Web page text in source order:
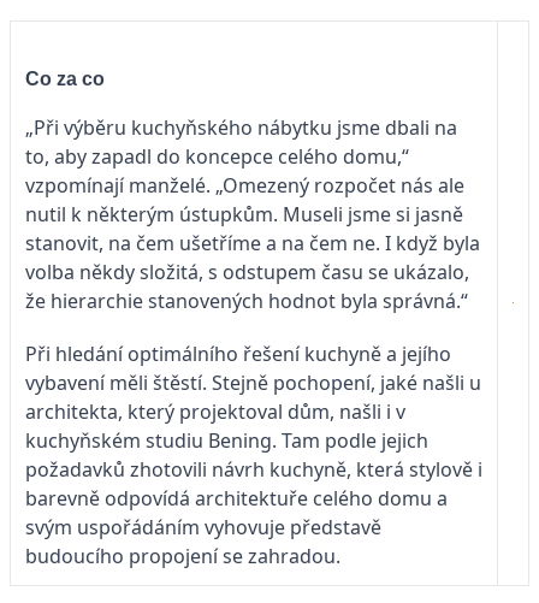
Co za co
„Při výběru kuchyňského nábytku jsme dbali na
to, aby zapadl do koncepce celého domu,“
vzpomínají manželé. „Omezený rozpočet nás ale
nutil k některým ústupkům. Museli jsme si jasně
stanovit, na čem ušetříme a na čem ne. I když byla
volba někdy složitá, s odstupem času se ukázalo,
že hierarchie stanovených hodnot byla správná.“
Při hledání optimálního řešení kuchyně a jejího
vybavení měli štěstí. Stejně pochopení, jaké našli u
architekta, který projektoval dům, našli i v
kuchyňském studiu Bening. Tam podle jejich
požadavků zhotovili návrh kuchyně, která stylově i
barevně odpovídá architektuře celého domu a
svým uspořádáním vyhovuje představě
budoucího propojení se zahradou.